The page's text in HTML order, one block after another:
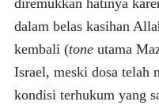
diremukkan hatinya
dalam belas kasihan
kembali (toneutama
Israel, meski dosa telah
kondisi terhukum yang